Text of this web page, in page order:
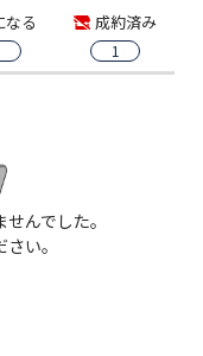
なる 成約済み
1
んでした。
い。